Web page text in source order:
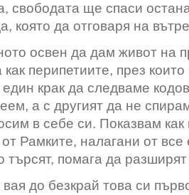
свободата ще спаси
която да отговаря на
освен да дам живот на
перипетиите, през
един крак да следваме
а с другият да не
в себе си. Показвам
Рамките, налагани от
търсят, помага да
до безкрай това си